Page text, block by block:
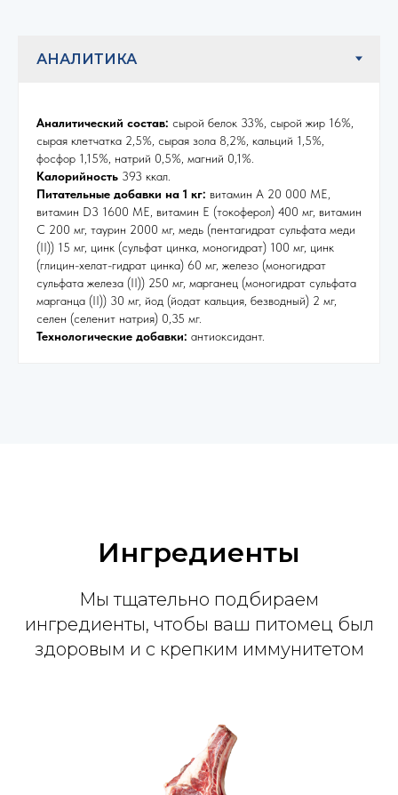
Аналитический состав: сырой белок 33%, сырой жир 16%,
сырая клетчатка 2,5%, сырая зола 8,2%, кальций 1,5%,
фосфор 1,15%, натрий 0,5%, магний 0,1%.
Калорийность 393 ккал.
Питательные добавки на 1 кг: витамин А 20 000 МЕ,
витамин D3 1600 МЕ, витамин E (токоферол) 400 мг, витамин
C 200 мг, таурин 2000 мг, медь (пентагидрат сульфата меди
(II)) 15 мг, цинк (сульфат цинка, моногидрат) 100 мг, цинк
(глицин-хелат-гидрат цинка) 60 мг, железо (моногидрат
сульфата железа (II)) 250 мг, марганец (моногидрат сульфата
марганца (II)) 30 мг, йод (йодат кальция, безводный) 2 мг,
селен (селенит натрия) 0,35 мг.
Технологические добавки: антиоксидант.
Ингредиенты
Мы тщательно подбираем
ингредиенты, чтобы ваш питомец был
здоровым и с крепким иммунитетом